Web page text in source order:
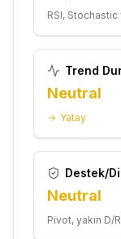
RSI,
Trend
Neutral
Yatay
Destek/
Neutral
Pivot, yakın D/